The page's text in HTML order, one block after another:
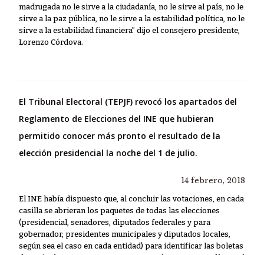
madrugada no le sirve a la ciudadanía, no le sirve al país, no le
sirve a la paz pública, no le sirve a la estabilidad política, no le
sirve a la estabilidad financiera” dijo el consejero presidente,
Lorenzo Córdova.
El Tribunal Electoral (TEPJF) revocó los apartados del
Reglamento de Elecciones del INE que hubieran
permitido conocer más pronto el resultado de la
elección presidencial la noche del 1 de julio.
14 febrero, 2018
El INE había dispuesto que, al concluir las votaciones, en cada
casilla se abrieran los paquetes de todas las elecciones
(presidencial, senadores, diputados federales y para
gobernador, presidentes municipales y diputados locales,
según sea el caso en cada entidad) para identificar las boletas